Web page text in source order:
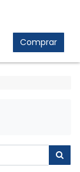
Comprar